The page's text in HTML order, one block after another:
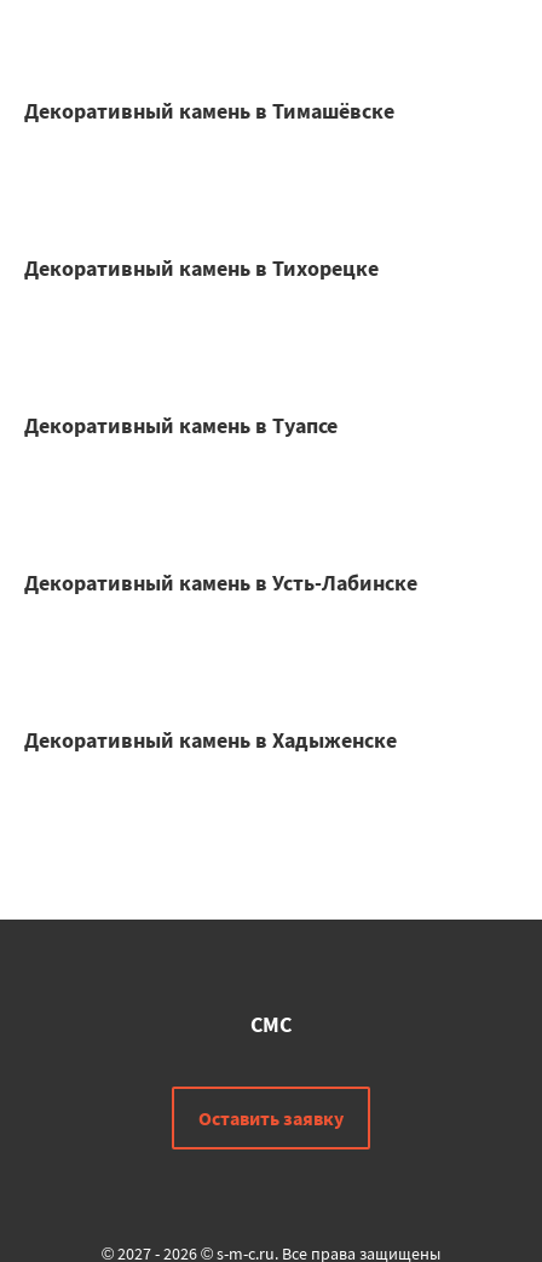
Декоративный камень в Тимашёвске
Декоративный камень в Тихорецке
Декоративный камень в Туапсе
Декоративный камень в Усть-Лабинске
Декоративный камень в Хадыженске
СМС
Оставить заявку
© 2027 - 2026 © s-m-c.ru. Все права защищены